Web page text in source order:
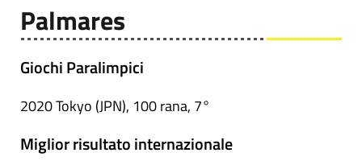
Palmares
Giochi Paralimpici
2020 Tokyo (JPN), 100 rana, 7°
Miglior risultato internazionale